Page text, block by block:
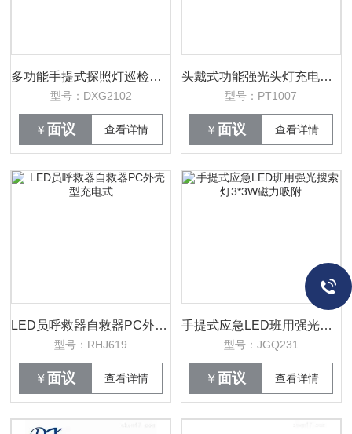
多功能手提式探照灯巡检工作灯24W红蓝
型号：DXG2102
￥ 面议 查看详情
头戴式功能强光头灯充电式户外IP65应急
型号：PT1007
￥ 面议 查看详情
LED员呼救器自救器PC外壳型充电式
型号：RHJ619
￥ 面议 查看详情
手提式应急LED班用强光搜索灯3*3W磁力吸附
型号：JGQ231
￥ 面议 查看详情